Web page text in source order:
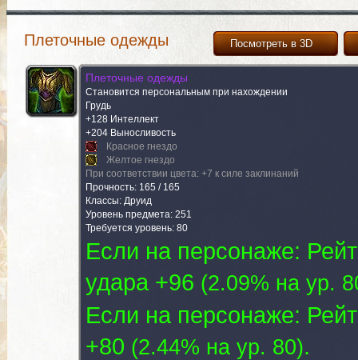
Посмотреть в 3D
Плеточные одежды
Плеточные одежды
Становится персональным при нахождении
Грудь
+128 Интеллект
+204 Выносливость
Красное гнездо
Желтое гнездо
При соответствии цвета: +7 к силе заклинаний
Прочность: 165 / 165
Классы: Друид
Уровень предмета: 251
Требуется уровень: 80
Если на персонаже:
удара +96 (2.09% на yp.
Если на персонаже:
+80 (2.44% на yp. 80).